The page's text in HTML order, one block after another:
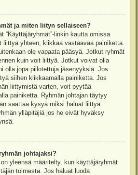
ja miten liityn sellaiseen?
“Käyttäjäryhmät”-linkin kautta omissa
yhteen, klikkaa vastaavaa painiketta.
ole vapaata pääsyä. Jotkut ryhmät
kuin voit liittyä. Jotkut voivat olla
olla jopa piilotettuja jäsenyyksiä. Jos
siihen klikkaamalla painiketta. Jos
liittymistä varten, voit pyytää
painiketta. Ryhmän johtajan täytyy
saattaa kysyä miksi haluat liittyä
ylläpitäjiä jos he eivät hyväksy
johtajaksi?
yleensä määritelty, kun käyttäjäryhmät
toimesta. Jos haluat luoda